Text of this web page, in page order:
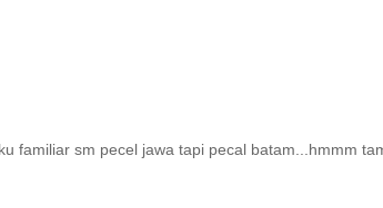
familiar sm pecel jawa tapi pecal batam...hmmm